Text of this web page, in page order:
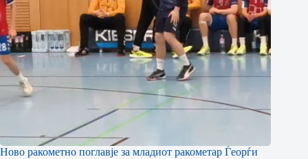
Ново ракометно поглавје за младиот ракометар Ѓеорѓи